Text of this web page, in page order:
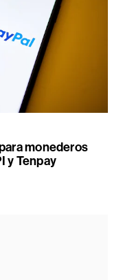
monederos
y Tenpay